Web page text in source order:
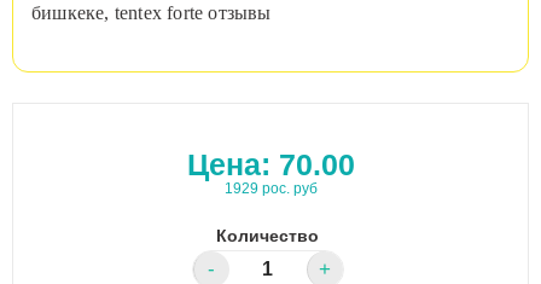
бишкеке, tentex forte отзывы
Цена: 70.00
1929 рос. руб
Количество